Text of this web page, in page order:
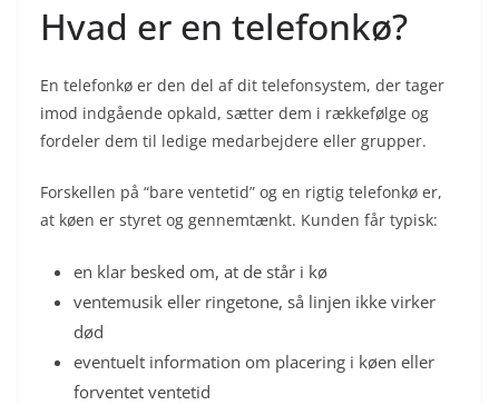
Hvad er en telefonkø?
En telefonkø er den del af dit telefonsystem, der tager
imod indgående opkald, sætter dem i rækkefølge og
fordeler dem til ledige medarbejdere eller grupper.
Forskellen på “bare ventetid” og en rigtig telefonkø er,
at køen er styret og gennemtænkt. Kunden får typisk:
en klar besked om, at de står i kø
ventemusik eller ringetone, så linjen ikke virker
død
eventuelt information om placering i køen eller
forventet ventetid